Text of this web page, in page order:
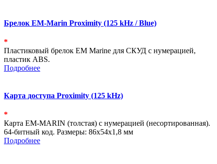
Брелок EM-Marin Proximity (125 kHz / Blue)
*
Пластиковый брелок EM Marine для СКУД с нумерацией,
пластик ABS.
Подробнее
Карта доступа Proximity (125 kHz)
*
Карта EM-MARIN (толстая) с нумерацией (несортированная).
64-битный код. Размеры: 86х54х1,8 мм
Подробнее